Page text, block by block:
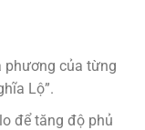
phương của từng
Lộ”.
để tăng độ phủ